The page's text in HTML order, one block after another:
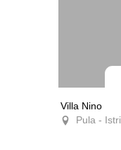
Villa Nino
Pula -